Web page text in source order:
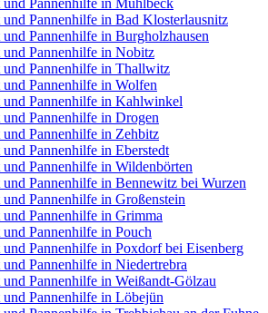
und Pannenhilfe in Mühlbeck
und Pannenhilfe in Bad Klosterlausnitz
Pannenhilfe in Burgholzhausen
und Pannenhilfe in Nobitz
und Pannenhilfe in Thallwitz
Pannenhilfe in Wolfen
und Pannenhilfe in Kahlwinkel
Pannenhilfe in Drogen
und Pannenhilfe in Zehbitz
Pannenhilfe in Eberstedt
Pannenhilfe in Wildenbörten
Pannenhilfe in Bennewitz bei Wurzen
Pannenhilfe in Großenstein
Pannenhilfe in Grimma
Pannenhilfe in Pouch
Pannenhilfe in Poxdorf bei Eisenberg
Pannenhilfe in Niedertrebra
Pannenhilfe in Weißandt-Gölzau
und Pannenhilfe in Löbejün